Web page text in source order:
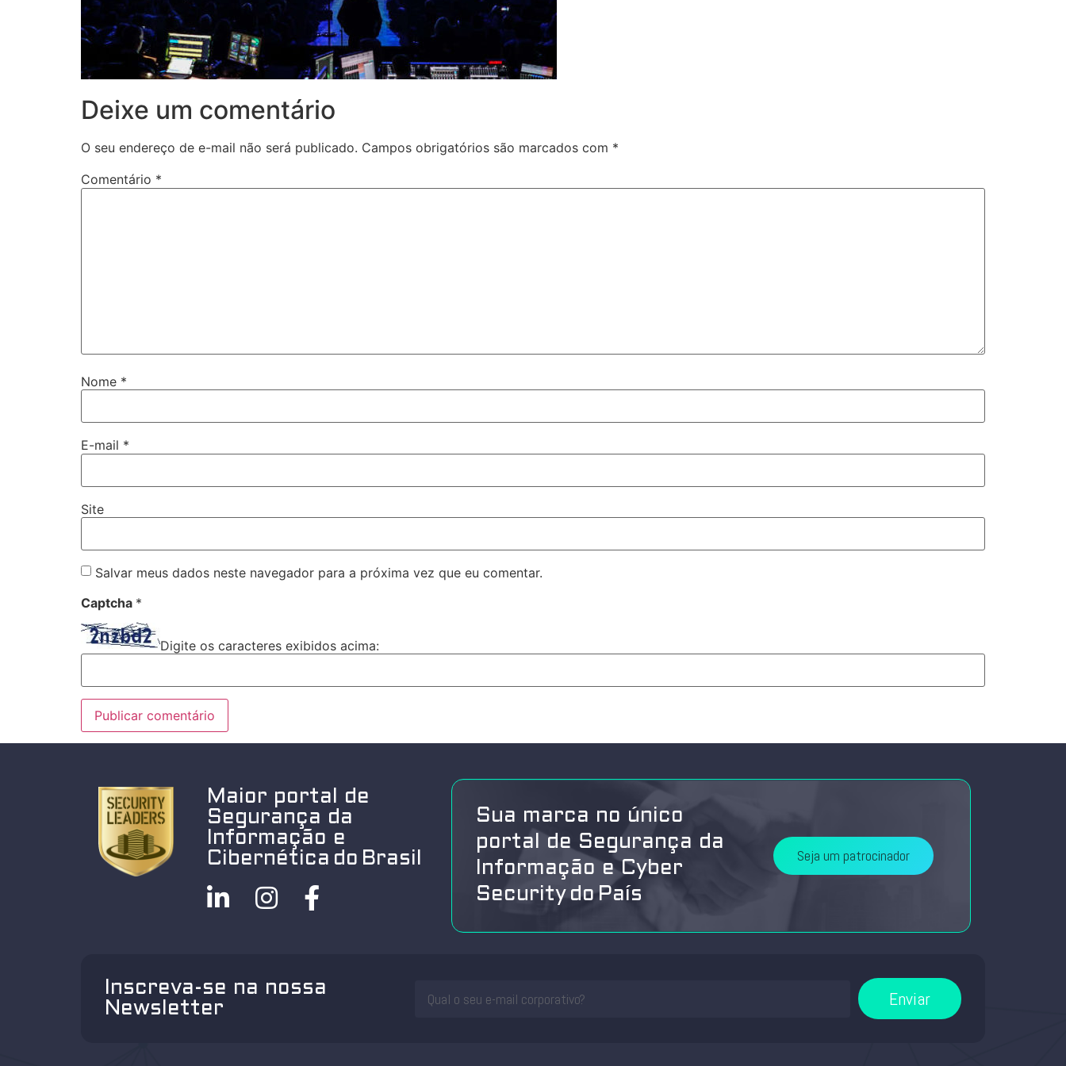
Deixe um comentário
O seu endereço de e-mail não será publicado. Campos obrigatórios são marcados com *
Comentário *
Nome *
E-mail *
Site
Salvar meus dados neste navegador para a próxima vez que eu comentar.
Captcha *
Digite os caracteres exibidos acima:
Maior portal de
Segurança da
Informação e
Cibernética do Brasil
Sua marca no único
portal de Segurança da
Informação e Cyber
Security do País
Seja um patrocinador
Inscreva-se na nossa
Newsletter
Enviar